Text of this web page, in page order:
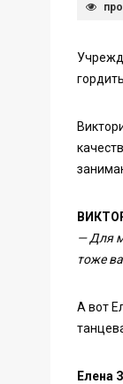
— Для
тоже
А вот
Елена